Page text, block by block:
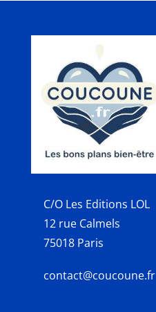
C/O Les Editions LOL
12 rue Calmels
75018 Paris
contact@coucoune.fr